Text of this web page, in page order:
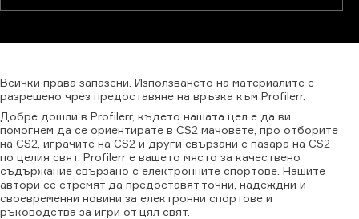
Всички права запазени. Използването на материалите е
разрешено чрез предоставяне на връзка към Profilerr.
Добре дошли в Profilerr, където нашата цел е да ви
помогнем да се ориентирате в CS2 мачовете, про отборите
на CS2, играчите на CS2 и други свързани с пазара на CS2
по целия свят. Profilerr е вашето място за качествено
съдържание свързано с електронните спортове. Нашите
автори се стремят да предоставят точни, надеждни и
своевременни новини за електронни спортове и
ръководства за игри от цял свят.